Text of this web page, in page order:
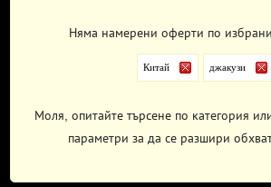
Няма намерени оферти по
Китай джакузи
Моля, опитайте търсене по категория
параметри за да се разшири